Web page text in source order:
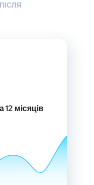
ПІСЛЯ
12 місяців